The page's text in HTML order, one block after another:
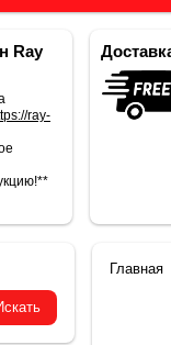
Ray
ray-
Главная